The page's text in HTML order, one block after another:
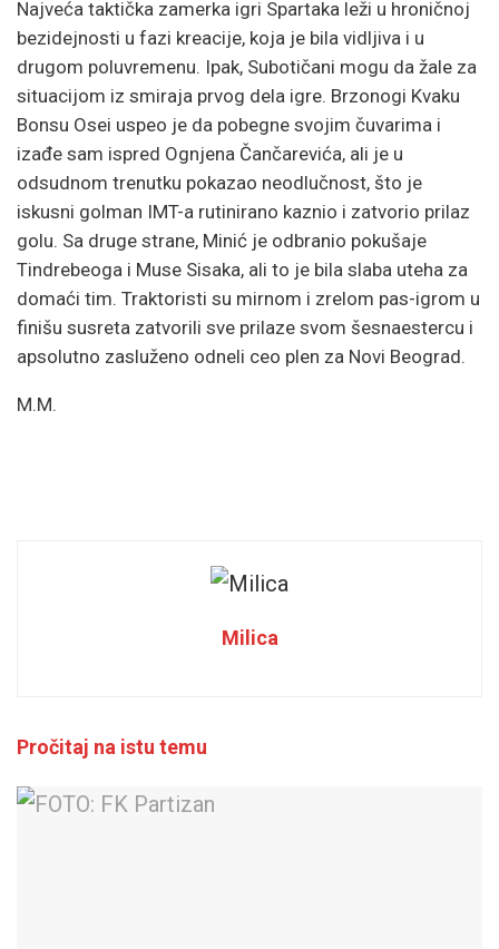
Najveća taktička zamerka igri Spartaka leži u hroničnoj
bezidejnosti u fazi kreacije, koja je bila vidljiva i u
drugom poluvremenu. Ipak, Subotičani mogu da žale za
situacijom iz smiraja prvog dela igre. Brzonogi Kvaku
Bonsu Osei uspeo je da pobegne svojim čuvarima i
izađe sam ispred Ognjena Čančarevića, ali je u
odsudnom trenutku pokazao neodlučnost, što je
iskusni golman IMT-a rutinirano kaznio i zatvorio prilaz
golu. Sa druge strane, Minić je odbranio pokušaje
Tindrebeoga i Muse Sisaka, ali to je bila slaba uteha za
domaći tim. Traktoristi su mirnom i zrelom pas-igrom u
finišu susreta zatvorili sve prilaze svom šesnaestercu i
apsolutno zasluženo odneli ceo plen za Novi Beograd.
M.M.
Milica
Pročitaj na istu temu